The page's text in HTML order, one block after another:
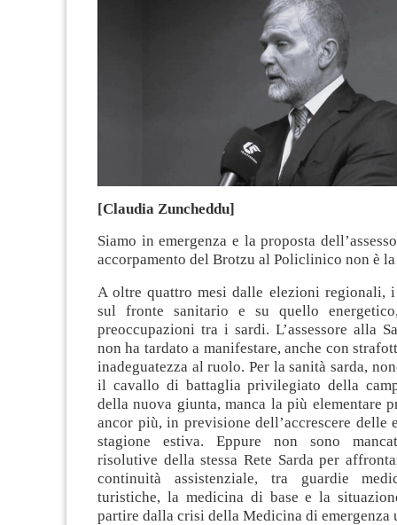
[Claudia Zuncheddu]
Siamo in emergenza e la proposta
accorpamento del Brotzu al Policlinico non è
A oltre quattro mesi dalle elezioni regionali,
sul fronte sanitario e su quello
preoccupazioni tra i sardi. L’assessore alla
non ha tardato a manifestare, anche con
inadeguatezza al ruolo. Per la sanità sarda,
il cavallo di battaglia privilegiato della
della nuova giunta, manca la più elementare
ancor più, in previsione dell’accrescere delle
stagione estiva. Eppure non sono
risolutive della stessa Rete Sarda per
continuità assistenziale, tra guardie
turistiche, la medicina di base e la
partire dalla crisi della Medicina di emergenza